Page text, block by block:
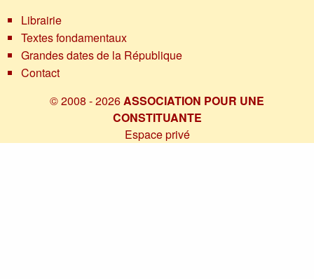
Librairie
Textes fondamentaux
Grandes dates de la République
Contact
© 2008 - 2026 ASSOCIATION POUR UNE
CONSTITUANTE
Espace privé